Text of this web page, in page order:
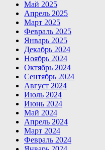
Май 2025
Апрель 2025
Март 2025
Февраль 2025
Январь 2025
Декабрь 2024
Ноябрь 2024
Октябрь 2024
Сентябрь 2024
Август 2024
Июль 2024
Июнь 2024
Май 2024
Апрель 2024
Март 2024
Февраль 2024